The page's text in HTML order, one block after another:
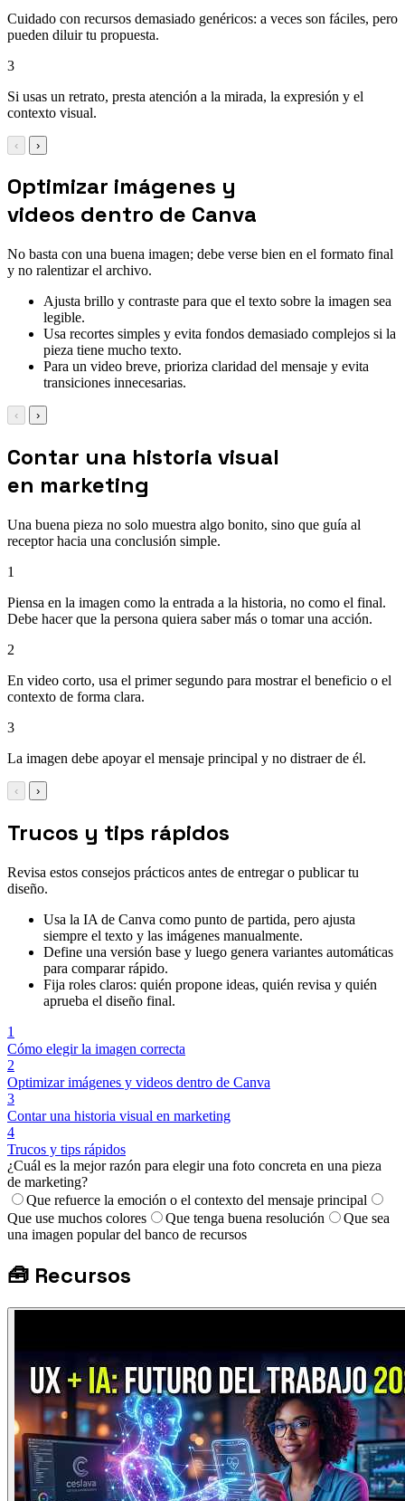
Cuidado con recursos demasiado genéricos: a veces son fáciles, pero
pueden diluir tu propuesta.
3
Si usas un retrato, presta atención a la mirada, la expresión y el
contexto visual.
‹ ›
Optimizar imágenes y
videos dentro de Canva
No basta con una buena imagen; debe verse bien en el formato final
y no ralentizar el archivo.
Ajusta brillo y contraste para que el texto sobre la imagen sea
legible.
Usa recortes simples y evita fondos demasiado complejos si la
pieza tiene mucho texto.
Para un video breve, prioriza claridad del mensaje y evita
transiciones innecesarias.
‹ ›
Contar una historia visual
en marketing
Una buena pieza no solo muestra algo bonito, sino que guía al
receptor hacia una conclusión simple.
1
Piensa en la imagen como la entrada a la historia, no como el final.
Debe hacer que la persona quiera saber más o tomar una acción.
2
En video corto, usa el primer segundo para mostrar el beneficio o el
contexto de forma clara.
3
La imagen debe apoyar el mensaje principal y no distraer de él.
‹ ›
Trucos y tips rápidos
Revisa estos consejos prácticos antes de entregar o publicar tu
diseño.
Usa la IA de Canva como punto de partida, pero ajusta
siempre el texto y las imágenes manualmente.
Define una versión base y luego genera variantes automáticas
para comparar rápido.
Fija roles claros: quién propone ideas, quién revisa y quién
aprueba el diseño final.
1
Cómo elegir la imagen correcta
2
Optimizar imágenes y videos dentro de Canva
3
Contar una historia visual en marketing
4
Trucos y tips rápidos
¿Cuál es la mejor razón para elegir una foto concreta en una pieza
de marketing?
Que refuerce la emoción o el contexto del mensaje principal
Que use muchos colores
Que tenga buena resolución
Que sea
una imagen popular del banco de recursos
🧰 Recursos